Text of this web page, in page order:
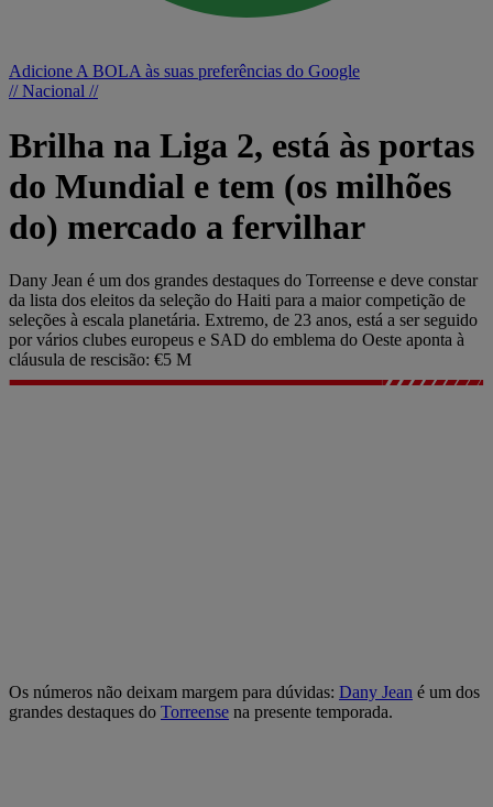
Adicione A BOLA às suas preferências do Google
// Nacional //
Brilha na Liga 2, está às portas
do Mundial e tem (os milhões
do) mercado a fervilhar
Dany Jean é um dos grandes destaques do Torreense e deve constar
da lista dos eleitos da seleção do Haiti para a maior competição de
seleções à escala planetária. Extremo, de 23 anos, está a ser seguido
por vários clubes europeus e SAD do emblema do Oeste aponta à
cláusula de rescisão: €5 M
Os números não deixam margem para dúvidas: Dany Jean é um dos
grandes destaques do Torreense na presente temporada.